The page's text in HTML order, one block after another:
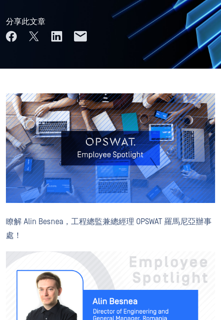
分享此文章
瞭解 Alin Besnea，工程總監兼總經理 OPSWAT 羅馬尼亞辦事
處！